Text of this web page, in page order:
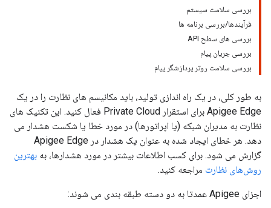
بررسی سلامت سیستم
فرآیندها/بررسی برنامه ها
بررسی های سطح API
بررسی جریان پیام
بررسی سلامت روتر پردازشگر پیام
به طور کلی، در یک راه اندازی تولید، باید مکانیسم های نظارت را در یک
Apigee Edge برای استقرار Private Cloud فعال کنید. این تکنیک های
نظارت به مدیران شبکه (یا اپراتورها) در مورد خطا یا شکست هشدار می
دهد. هر خطای ایجاد شده به عنوان یک هشدار در Apigee Edge
گزارش می شود. برای کسب اطلاعات بیشتر در مورد هشدارها، به بهترین
روش‌های نظارت مراجعه کنید.
اجزای Apigee عمدتا به دو دسته طبقه بندی می شوند: